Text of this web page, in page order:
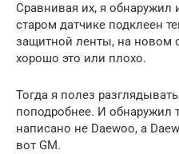
Сравнивая их, я обнаружил
старом датчике подклеен
защитной ленты, на новом
хорошо это или плохо.
Тогда я полез
поподробнее. И обнаружил
написано не Daewoo, а
вот GM.